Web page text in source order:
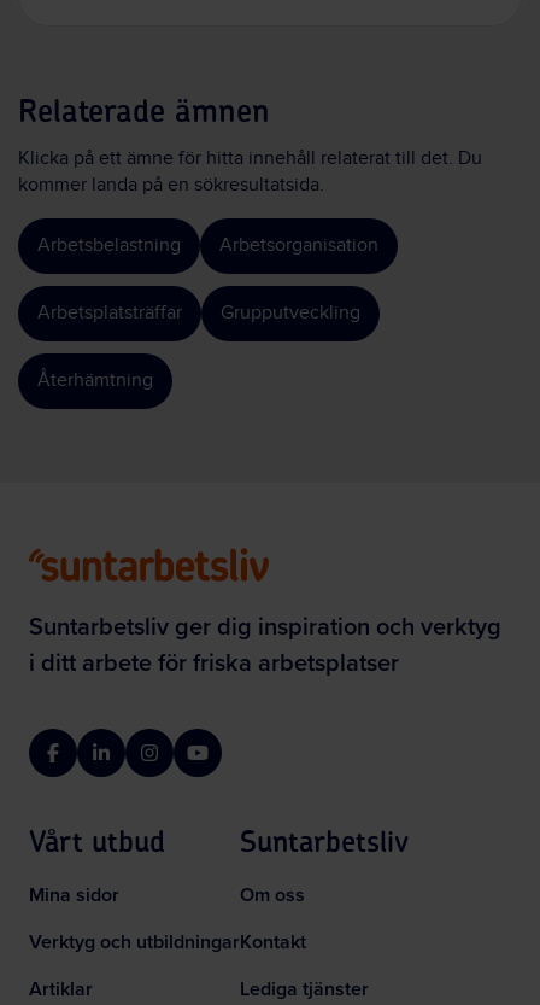
Relaterade ämnen
Klicka på ett ämne för hitta innehåll relaterat till det. Du
kommer landa på en sökresultatsida.
Arbetsbelastning Arbetsorganisation
Arbetsplatsträffar Grupputveckling
Återhämtning
Suntarbetsliv ger dig inspiration och verktyg
i ditt arbete för friska arbetsplatser
FacebookLinkedInInstagramYouTube
Vårt utbud
Mina sidor
Verktyg och utbildningar
Artiklar
Suntarbetsliv
Om oss
Kontakt
Lediga tjänster